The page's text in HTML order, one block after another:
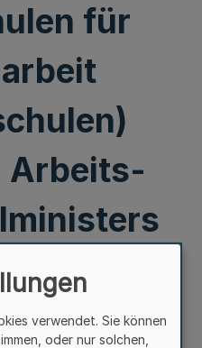
für
Arbeits-
— IV B
¹)
verwendet. Sie können
oder nur solchen,